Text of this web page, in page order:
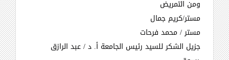
ومن التمريض
مستر/كريم جمال
مستر / محمد فرحات
جزيل الشكر للسيد رئيس الجامعة أ. د / عبد الرازق